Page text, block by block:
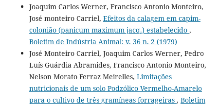
Joaquim Carlos Werner, Francisco Antonio Monteiro,
José monteiro Carriel, Efeitos da calagem em capim-
colonião (panicum maximum jacq.) estabelecido ,
Boletim de Indústria Animal: v. 36 n. 2 (1979)
José Monteiro Carriel, Joaquim Carlos Werner, Pedro
Luís Guárdia Abramides, Francisco Antonio Monteiro,
Nelson Morato Ferraz Meirelles, Limitações
nutricionais de um solo Podzólico Vermelho-Amarelo
para o cultivo de três gramíneas forrageiras , Boletim